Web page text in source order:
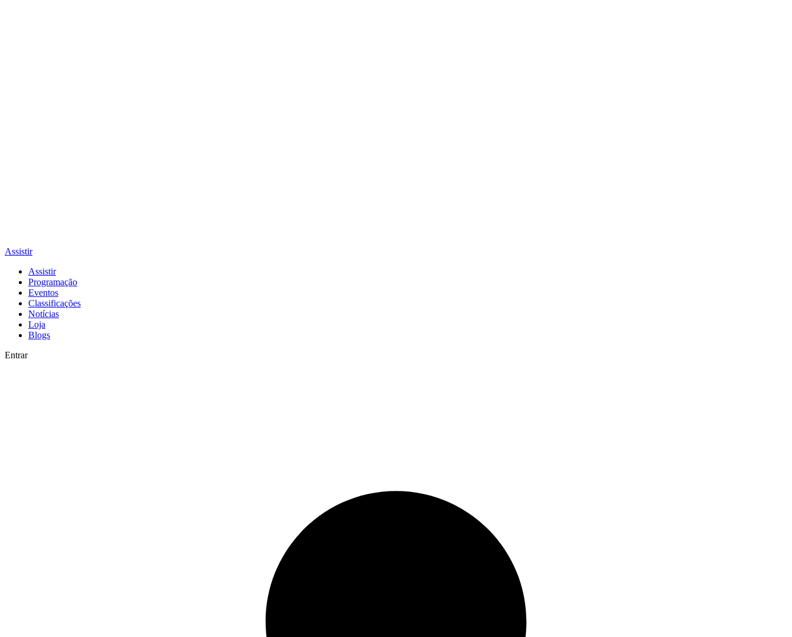
Assistir
Assistir
Programação
Eventos
Classificações
Notícias
Loja
Blogs
Entrar